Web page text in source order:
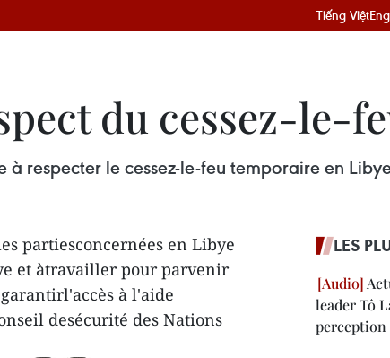
Tiếng Việt
du cessez-le-
respecter le cessez-le-feu temporaire en
partiesconcernées en Libye
et àtravailler pour parvenir
à l'aide
desécurité des Nations
LES
leader Tô
perception